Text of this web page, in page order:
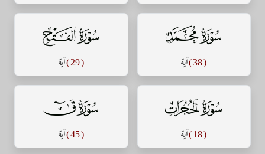
سورة محمد
( 38 ) آية
سورة الفتح
( 29 ) آية
سورة الحجرات
( 18 ) آية
سورة ق
( 45 ) آية